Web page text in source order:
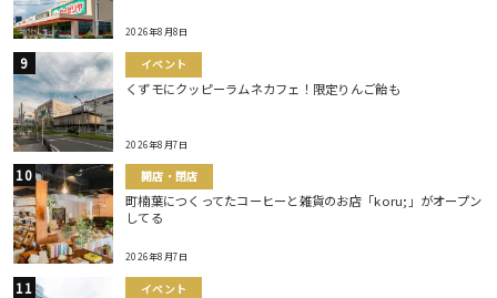
2026年8月8日
イベント
くずモにクッピーラムネカフェ！限定りんご飴も
2026年8月7日
開店・閉店
町楠葉につくってたコーヒーと雑貨のお店「koru;」がオープン
してる
2026年8月7日
イベント